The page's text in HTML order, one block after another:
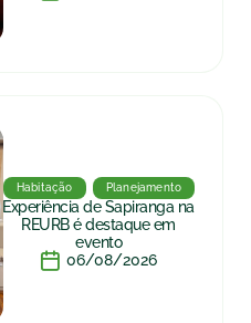
Habitação Planejamento
Experiência de Sapiranga na
REURB é destaque em
evento
06/08/2026